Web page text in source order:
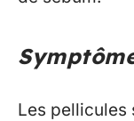
Les pellicules